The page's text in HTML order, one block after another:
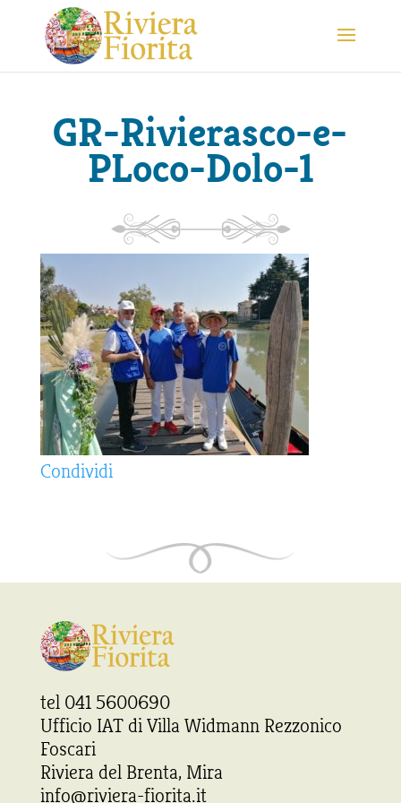
GR-Rivierasco-e-
PLoco-Dolo-1
Condividi
tel 041 5600690
Ufficio IAT di Villa Widmann Rezzonico
Foscari
Riviera del Brenta, Mira
info@riviera-fiorita.it